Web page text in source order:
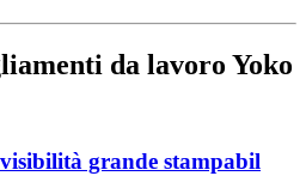
da lavoro Yoko
grande stampabil